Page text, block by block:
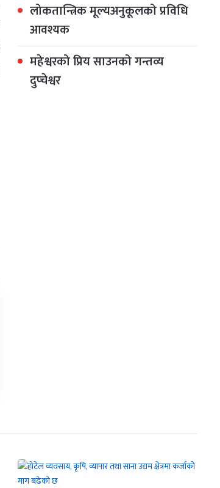
लोकतान्त्रिक मूल्यअनुकूलको प्रविधि
आवश्यक
महेश्वरको प्रिय साउनको गन्तव्य
दुप्चेश्वर